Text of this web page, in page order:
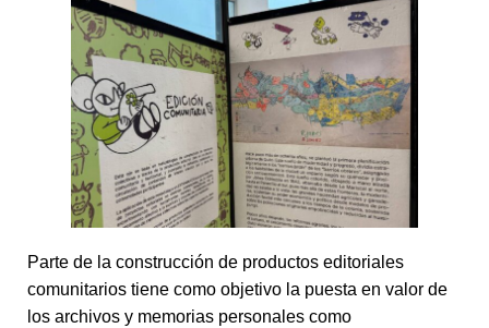
Parte de la construcción de productos editoriales
comunitarios tiene como objetivo la puesta en valor de
los archivos y memorias personales como